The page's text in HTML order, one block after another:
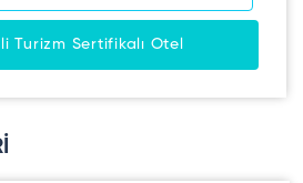
Turizm Sertifikalı Otel